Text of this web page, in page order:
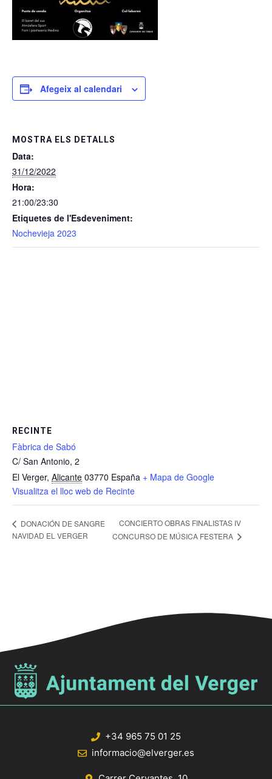
Afegeix al calendari
MOSTRA ELS DETALLS
Data:
31/12/2022
Hora:
21:00/23:30
Etiquetes de l'Esdeveniment:
Nochevieja 2023
RECINTE
Fàbrica de Sabó
C/ San Antonio, 2
El Verger, Alicante 03770 España + Mapa de Google
Visualitza el lloc web de Recinte
DONACIÓN DE SANGRE
NAVIDAD EL VERGER
CONCIERTO OBRAS FINALISTAS IV
CONCURSO DE MÚSICA FESTERA
+34 965 75 01 25
informacio@elverger.es